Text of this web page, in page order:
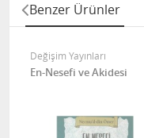
Benzer Ürünler
Değişim Yayınları
En-Nesefi ve Akidesi